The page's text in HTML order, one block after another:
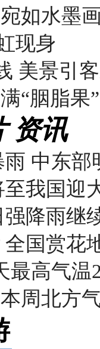
如水墨
现身
美景引
“胭脂果”
资讯
中东部
我国迎
降雨继
国赏花
最高气
周北方